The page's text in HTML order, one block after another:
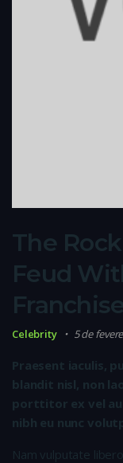
The
Feud
Celebrity 5 de
Praesent iaculis,
blandit nisl, non
porttitor ex vel
nibh eu nunc
Nam vulputate